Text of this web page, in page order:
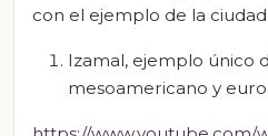
con el ejemplo de la
Izamal, ejemplo único
mesoamericano y